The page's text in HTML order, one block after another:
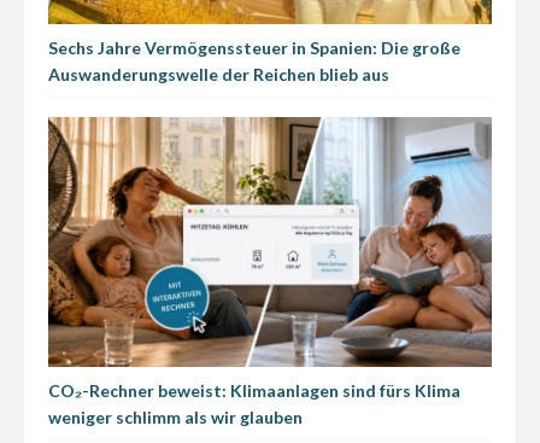
Sechs Jahre Vermögenssteuer in Spanien: Die große
Auswanderungswelle der Reichen blieb aus
CO₂-Rechner beweist: Klimaanlagen sind fürs Klima
weniger schlimm als wir glauben